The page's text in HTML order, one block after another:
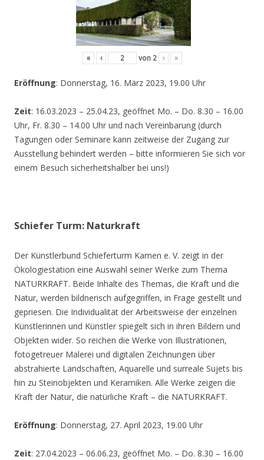
« ‹ von 2 › »
Eröffnung: Donnerstag, 16. März 2023, 19.00 Uhr
Zeit: 16.03.2023 – 25.04.23, geöffnet Mo. – Do. 8.30 – 16.00
Uhr, Fr. 8.30 – 14.00 Uhr und nach Vereinbarung (durch
Tagungen oder Seminare kann zeitweise der Zugang zur
Ausstellung behindert werden – bitte informieren Sie sich vor
einem Besuch sicherheitshalber bei uns!)
Schiefer Turm: Naturkraft
Der Künstlerbund Schieferturm Kamen e. V. zeigt in der
Ökologiestation eine Auswahl seiner Werke zum Thema
NATURKRAFT. Beide Inhalte des Themas, die Kraft und die
Natur, werden bildnerisch aufgegriffen, in Frage gestellt und
gepriesen. Die Individualität der Arbeitsweise der einzelnen
Künstlerinnen und Künstler spiegelt sich in ihren Bildern und
Objekten wider. So reichen die Werke von Illustrationen,
fotogetreuer Malerei und digitalen Zeichnungen über
abstrahierte Landschaften, Aquarelle und surreale Sujets bis
hin zu Steinobjekten und Keramiken. Alle Werke zeigen die
Kraft der Natur, die natürliche Kraft – die NATURKRAFT.
Eröffnung: Donnerstag, 27. April 2023, 19.00 Uhr
Zeit: 27.04.2023 – 06.06.23, geöffnet Mo. – Do. 8.30 – 16.00